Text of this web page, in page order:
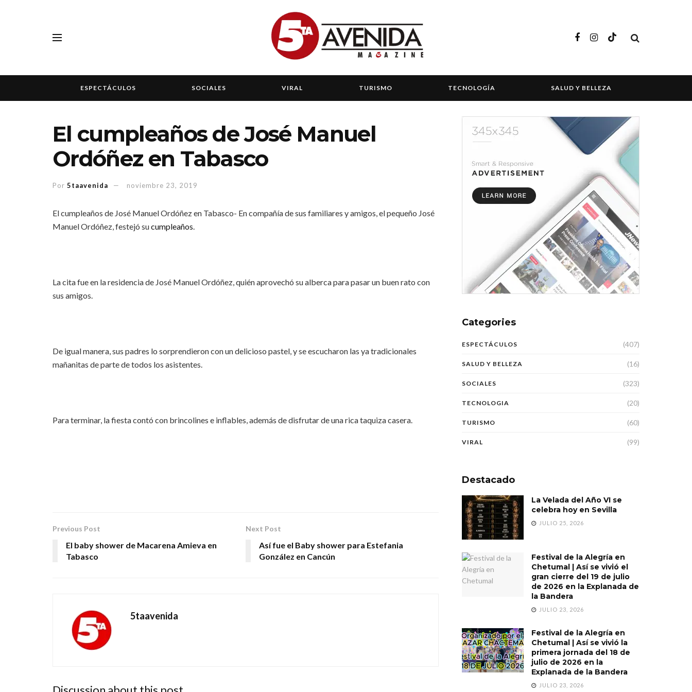
ESPECTÁCULOS SOCIALES VIRAL TURISMO TECNOLOGÍA SALUD Y BELLEZA
El cumpleaños de José Manuel
Ordóñez en Tabasco
Por 5taavenida noviembre 23, 2019
El cumpleaños de José Manuel Ordóñez en Tabasco- En compañía de sus familiares y amigos, el pequeño José
Manuel Ordóñez, festejó sucumpleaños
La cita fue en la residencia de José Manuel Ordóñez, quién aprovechó su alberca para pasar un buen rato con
sus amigos.
De igual manera, sus padres lo sorprendieron con un delicioso pastel, y se escucharon las ya tradicionales
mañanitas de parte de todos los asistentes.
Para terminar, la fiesta contó con brincolines e inflables, además de disfrutar de una rica taquiza casera.
Previous Post
El baby shower de Macarena Amieva en
Tabasco
Next Post
Así fue el Baby shower para Estefania
González en Cancún
5taavenida
Categories
ESPECTÁCULOS (407)
SALUD Y BELLEZA (16)
SOCIALES (323)
TECNOLOGIA (20)
TURISMO (60)
VIRAL (99)
Destacado
La Velada del Año VI se
celebra hoy en Sevilla
JULIO 25, 2026
Festival de la Alegría en
Chetumal | Así se vivió el
gran cierre del 19 de julio
de 2026 en la Explanada de
la Bandera
JULIO 23, 2026
Festival de la Alegría en
Chetumal | Así se vivió la
primera jornada del 18 de
julio de 2026 en la
Explanada de la Bandera
JULIO 23, 2026